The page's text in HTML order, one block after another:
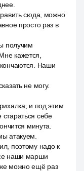
сюда, можно
просто раз в
получим
кажется,
Наши
не могу.
и под этим
себе
минута.
атакуем.
поэтому надо к
наши марши
можно ещё раз